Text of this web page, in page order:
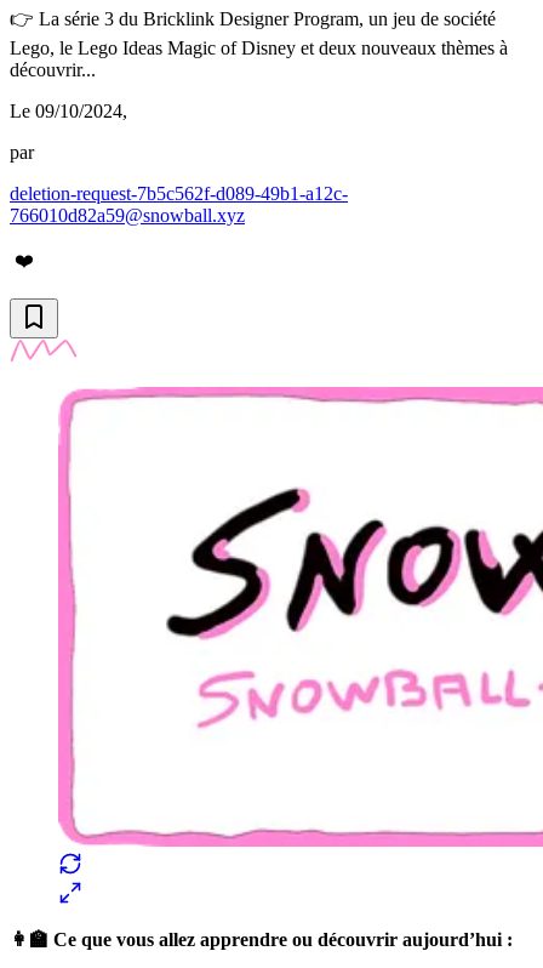
👉 La série 3 du Bricklink Designer Program, un jeu de société
Lego, le Lego Ideas Magic of Disney et deux nouveaux thèmes à
découvrir...
Le 09/10/2024,
par
deletion-request-7b5c562f-d089-49b1-a12c-
766010d82a59@snowball.xyz
❤️
👩‍🏫 Ce que vous allez apprendre ou découvrir aujourd’hui :